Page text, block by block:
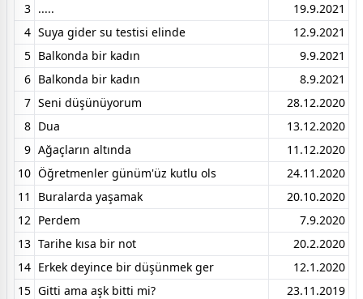
3 .....
19.9.2021
4 Suya gider su testisi elinde
12.9.2021
5 Balkonda bir kadın
9.9.2021
6 Balkonda bir kadın
8.9.2021
7 Seni düşünüyorum
28.12.2020
8 Dua
13.12.2020
9 Ağaçların altında
11.12.2020
10 Öğretmenler günüm'üz kutlu ols
24.11.2020
11
Buralarda yaşamak
20.10.2020
12 Perdem
7.9.2020
13 Tarihe kısa bir not
20.2.2020
14 Erkek deyince bir düşünmek ger
12.1.2020
15 Gitti ama aşk bitti mi?
23.11.2019